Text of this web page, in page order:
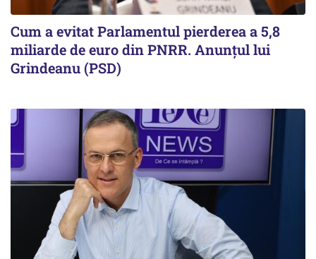
Cum a evitat Parlamentul pierderea a 5,8
miliarde de euro din PNRR. Anunțul lui
Grindeanu (PSD)